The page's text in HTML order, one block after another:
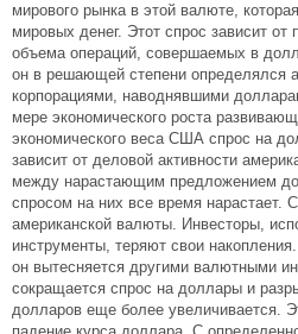
мирового рынка в этой валюте,
мировых денег. Этот спрос зависит от
объема операций, совершаемых в
он в решающей степени определялся
корпорациями, наводнявшими
мере экономического роста
экономического веса США спрос на
зависит от деловой активности
между нарастающим предложением
спросом на них все время нарастает.
американской валюты. Инвесторы,
инструменты, теряют свои
он вытесняется другими валютными
сокращается спрос на доллары и
долларов еще более увеличивается.